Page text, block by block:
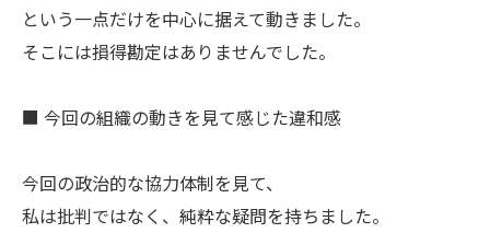
という一点だけを中心に据えて動きました。
そこには損得勘定はありませんでした。
■ 今回の組織の動きを見て感じた違和感
今回の政治的な協力体制を見て、
私は批判ではなく、純粋な疑問を持ちました。